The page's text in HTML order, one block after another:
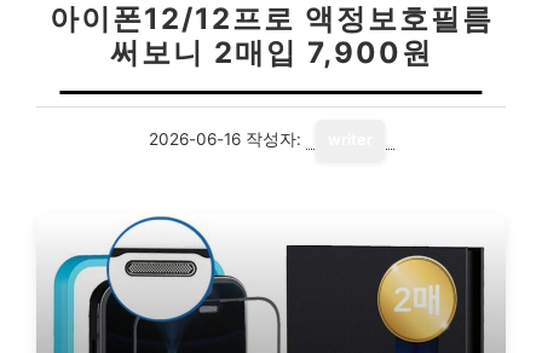
아이폰12/12프로 액정보호필름
써보니 2매입 7,900원
2026-06-16 작성자: